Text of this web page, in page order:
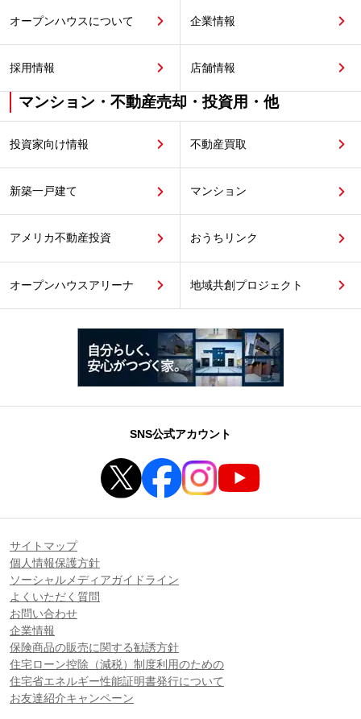
オープンハウスについて 企業情報
採用情報 店舗情報
マンション・不動産売却・投資用・他
投資家向け情報 不動産買取
新築一戸建て マンション
アメリカ不動産投資 おうちリンク
オープンハウスアリーナ 地域共創プロジェクト
SNS公式アカウント
サイトマップ
個人情報保護方針
ソーシャルメディアガイドライン
よくいただく質問
お問い合わせ
企業情報
保険商品の販売に関する勧誘方針
住宅ローン控除（減税）制度利用のための
住宅省エネルギー性能証明書発行について
お友達紹介キャンペーン